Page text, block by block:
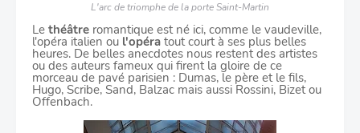
L'arc de triomphe de la porte Saint-Martin
Le théâtre romantique est né ici, comme le vaudeville,
l'opéra italien ou l'opéra tout courtà ses plus belles
heures. De belles anecdotes nous restent des artistes
ou des auteurs fameux qui firent la gloire de ce
morceau de pavé parisien : Dumas, le père et le fils,
Hugo, Scribe, Sand, Balzac mais aussi Rossini, Bizet ou
Offenbach.